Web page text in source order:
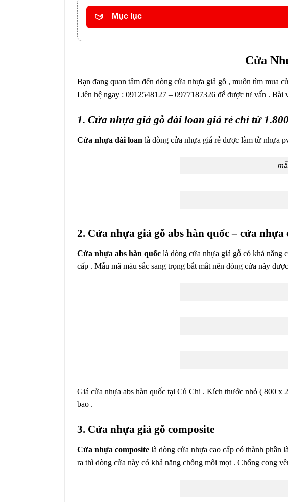
Mục lục
Cửa
Bạn đang quan tâm đến dòng cửa nhựa giả gỗ , muốn tìm mua
Liên hệ ngay : 0912548127 – 0977187326 để được tư vấn .
1. Cửa nhựa giả gỗ đài loan giá rẻ chỉ từ
Cửa nhựa đài loan là dòng cửa nhựa giá rẻ được làm từ nhựa
2. Cửa nhựa giả gỗ abs hàn quốc – cửa
Cửa nhựa abs hàn quốc là dòng cửa nhựa giả gỗ có khả năng
cấp . Mẫu mã màu sắc sang trọng bắt mắt nên dòng cửa này
Giá cửa nhựa abs hàn quốc tại Củ Chi . Kích thước nhỏ ( 800
bao .
3. Cửa nhựa giả gỗ composite
Cửa nhựa composite là dòng cửa nhựa cao cấp có thành phần
ra thì dòng cửa này có khả năng chống mối mọt . Chống cong